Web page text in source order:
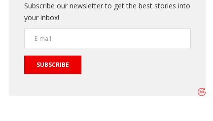
Subscribe our newsletter to get the best stories into
your inbox!
SUBSCRIBE